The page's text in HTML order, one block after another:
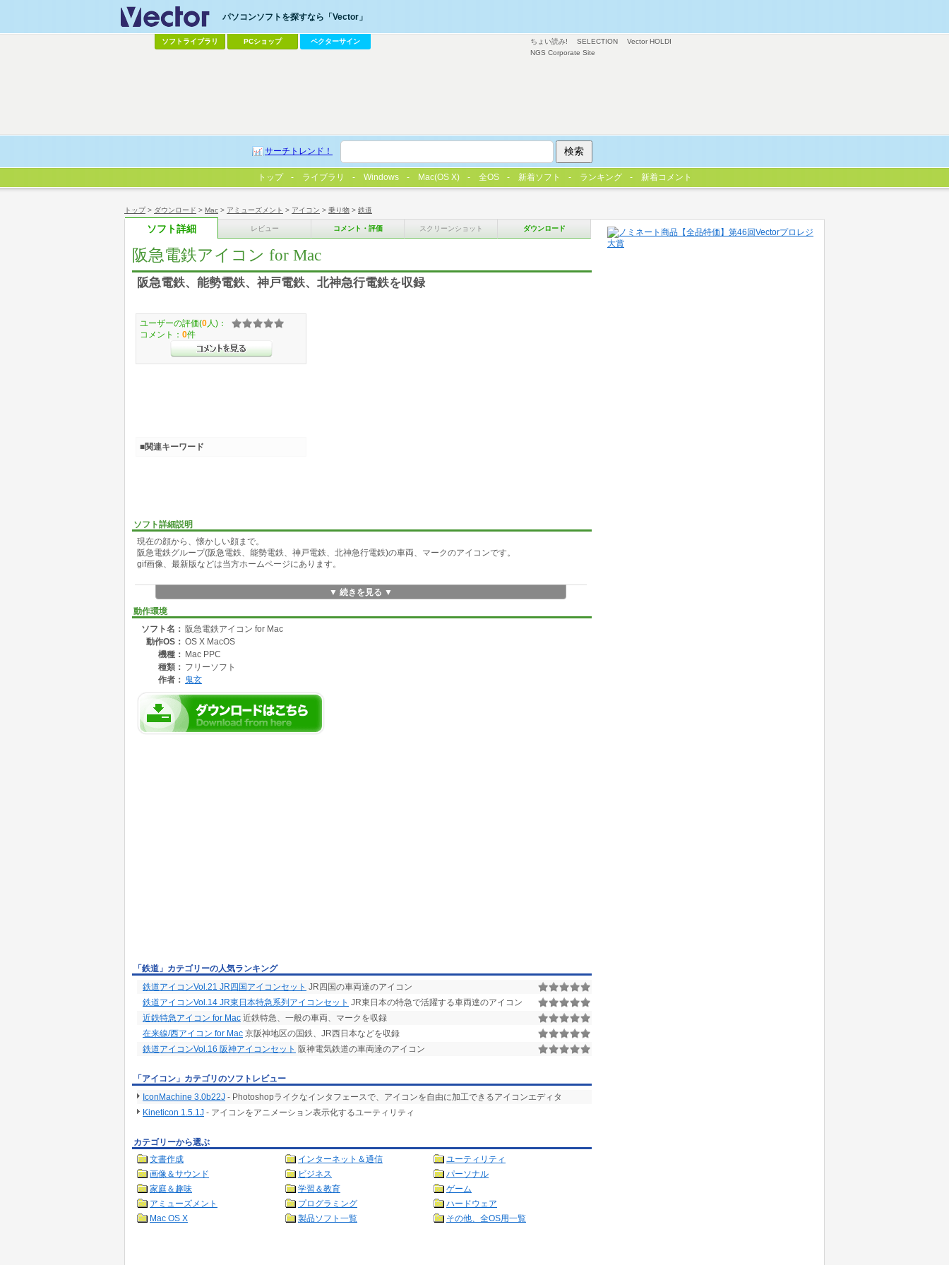
トップ> ダウンロード > Mac > アミューズメント > アイコン > 乗り物 > 鉄道
ソフト詳細 レビュー コメント・評価 スクリーンショット ダウンロード
阪急電鉄アイコン for Mac
阪急電鉄、能勢電鉄、神戸電鉄、北神急行電鉄を収録
ソフト詳細説明
現在の顔から、懐かしい顔まで。
阪急電鉄グループ(阪急電鉄、能勢電鉄、神戸電鉄、北神急行電鉄)の車両、マークのアイコンです。
gif画像、最新版などは当方ホームページにあります。
▼ 続きを見る ▼
動作環境
ソフト名： 阪急電鉄アイコン for Mac
動作OS： OS X MacOS
機種： Mac PPC
種類： フリーソフト
作者：
鬼玄
ユーザーの評価(0 人)：
コメント： 0件
■関連キーワード
「鉄道」カテゴリーの人気ランキング
鉄道アイコンVol.21 JR四国アイコンセット JR四国の車両達のアイコン
鉄道アイコンVol.14 JR東日本特急系列アイコンセット JR東日本の特急で活躍する車両達のアイコン
近鉄特急アイコン for Mac 近鉄特急、一般の車両、マークを収録
在来線/西アイコン for Mac 京阪神地区の国鉄、JR西日本などを収録
鉄道アイコンVol.16 阪神アイコンセット 阪神電気鉄道の車両達のアイコン
「アイコン」カテゴリのソフトレビュー
IconMachine 3.0b22J - Photoshopライクなインタフェースで、アイコンを自由に加工できるアイコンエディタ
Kineticon 1.5.1J - アイコンをアニメーション表示化するユーティリティ
カテゴリーから選ぶ
文書作成
インターネット＆通信
ユーティリティ
画像＆サウンド
ビジネス
パーソナル
家庭＆趣味
学習＆教育
ゲーム
アミューズメント
プログラミング
ハードウェア
Mac OS X
製品ソフト一覧 その他、全OS用一覧
ちょい読み! SELECTION
Vector HOLDI
NGS Corporate Site
パソコンソフトを探すなら「Vector」
ソフトライブラリ PCショップ ベクターサイン
サーチトレンド！
トップ ライブラリ Windows Mac(OS X) 全OS 新着ソフト ランキング 新着コメント